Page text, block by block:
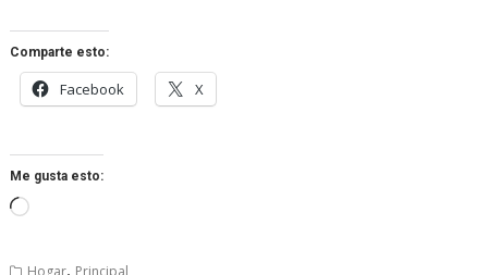
Comparte esto:
Facebook X
Me gusta esto:
Cargando...
Hogar, Principal